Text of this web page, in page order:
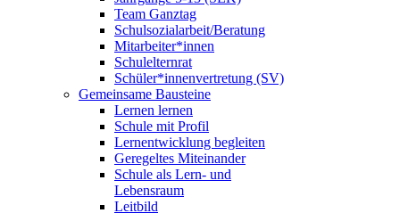
Team Ganztag
Schulsozialarbeit/Beratung
Mitarbeiter*innen
Schulelternrat
Schüler*innenvertretung (SV)
Gemeinsame Bausteine
Lernen lernen
Schule mit Profil
Lernentwicklung begleiten
Geregeltes Miteinander
Schule als Lern- und
Lebensraum
Leitbild